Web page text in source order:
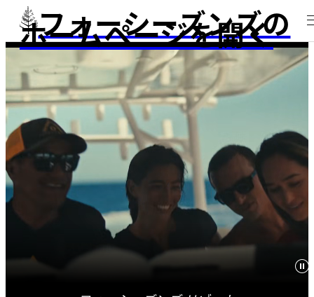
フォーシーズンズの
ホームページを開く